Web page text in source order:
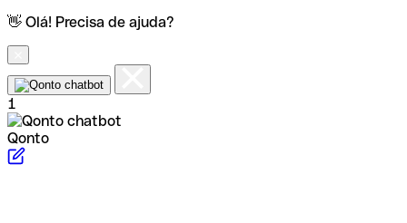
👋 Olá! Precisa de ajuda?
1
Qonto